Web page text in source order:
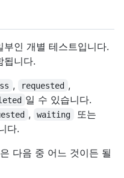
인 개별 테스트입니다.
됩니다.
, requested ,
일 수 있습니다.
, waiting 또는
다.
다음 중 어느 것이든 될